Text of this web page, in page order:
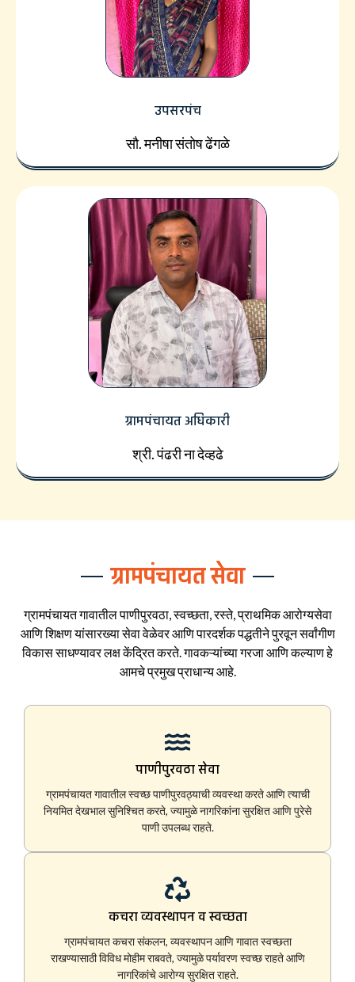
उपसरपंच
सौ. मनीषा संतोष ढेंगळे
ग्रामपंचायत अधिकारी
श्री. पंढरी ना देव्हढे
ग्रामपंचायत सेवा
ग्रामपंचायत गावातील पाणीपुरवठा, स्वच्छता, रस्ते, प्राथमिक आरोग्यसेवा
आणि शिक्षण यांसारख्या सेवा वेळेवर आणि पारदर्शक पद्धतीने पुरवून सर्वांगीण
विकास साधण्यावर लक्ष केंद्रित करते. गावकऱ्यांच्या गरजा आणि कल्याण हे
आमचे प्रमुख प्राधान्य आहे.
पाणीपुरवठा सेवा
ग्रामपंचायत गावातील स्वच्छ पाणीपुरवठ्याची व्यवस्था करते आणि त्याची
नियमित देखभाल सुनिश्चित करते, ज्यामुळे नागरिकांना सुरक्षित आणि पुरेसे
पाणी उपलब्ध राहते.
कचरा व्यवस्थापन व स्वच्छता
ग्रामपंचायत कचरा संकलन, व्यवस्थापन आणि गावात स्वच्छता
राखण्यासाठी विविध मोहीम राबवते, ज्यामुळे पर्यावरण स्वच्छ राहते आणि
नागरिकांचे आरोग्य सुरक्षित राहते.